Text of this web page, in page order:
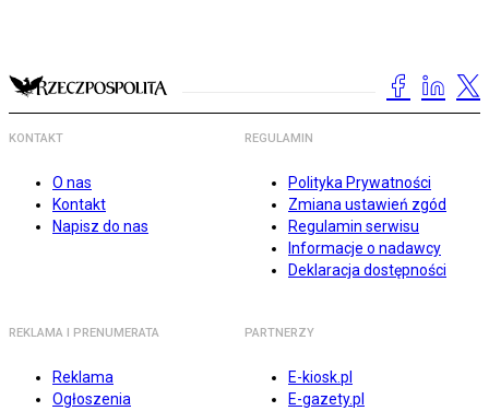
KONTAKT
O nas
Kontakt
Napisz do nas
REGULAMIN
Polityka Prywatności
Zmiana ustawień zgód
Regulamin serwisu
Informacje o nadawcy
Deklaracja dostępności
REKLAMA I PRENUMERATA
Reklama
Ogłoszenia
PARTNERZY
E-kiosk.pl
E-gazety.pl